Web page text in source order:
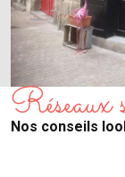
Réseaux
Nos conseils